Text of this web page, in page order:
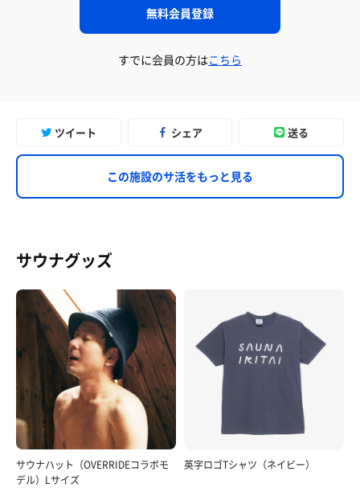
無料会員登録
すでに会員の方はこちら
ツイート シェア 送る
この施設のサ活をもっと見る
サウナグッズ
サウナハット（OVERRIDEコラボモ
デル）Lサイズ
英字ロゴTシャツ（ネイビー）